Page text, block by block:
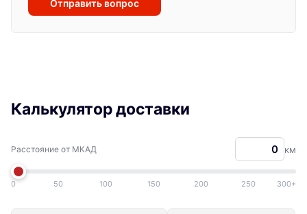
Отправить вопрос
Калькулятор доставки
Расстояние от МКАД км
0 50 100 150 200 250 300+